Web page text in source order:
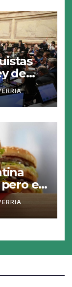
de
su
el
un